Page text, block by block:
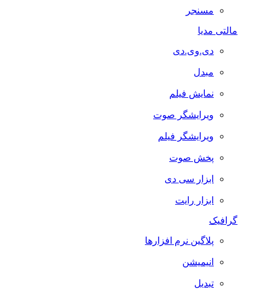
مسنجر
مالتی مدیا
دی.وی.دی
مبدل
نمایش فیلم
ویرایشگر صوت
ویرایشگر فیلم
پخش صوت
ابزار سی دی
ابزار رایت
گرافیک
پلاگین نرم افزارها
انیمیشن
تبدیل